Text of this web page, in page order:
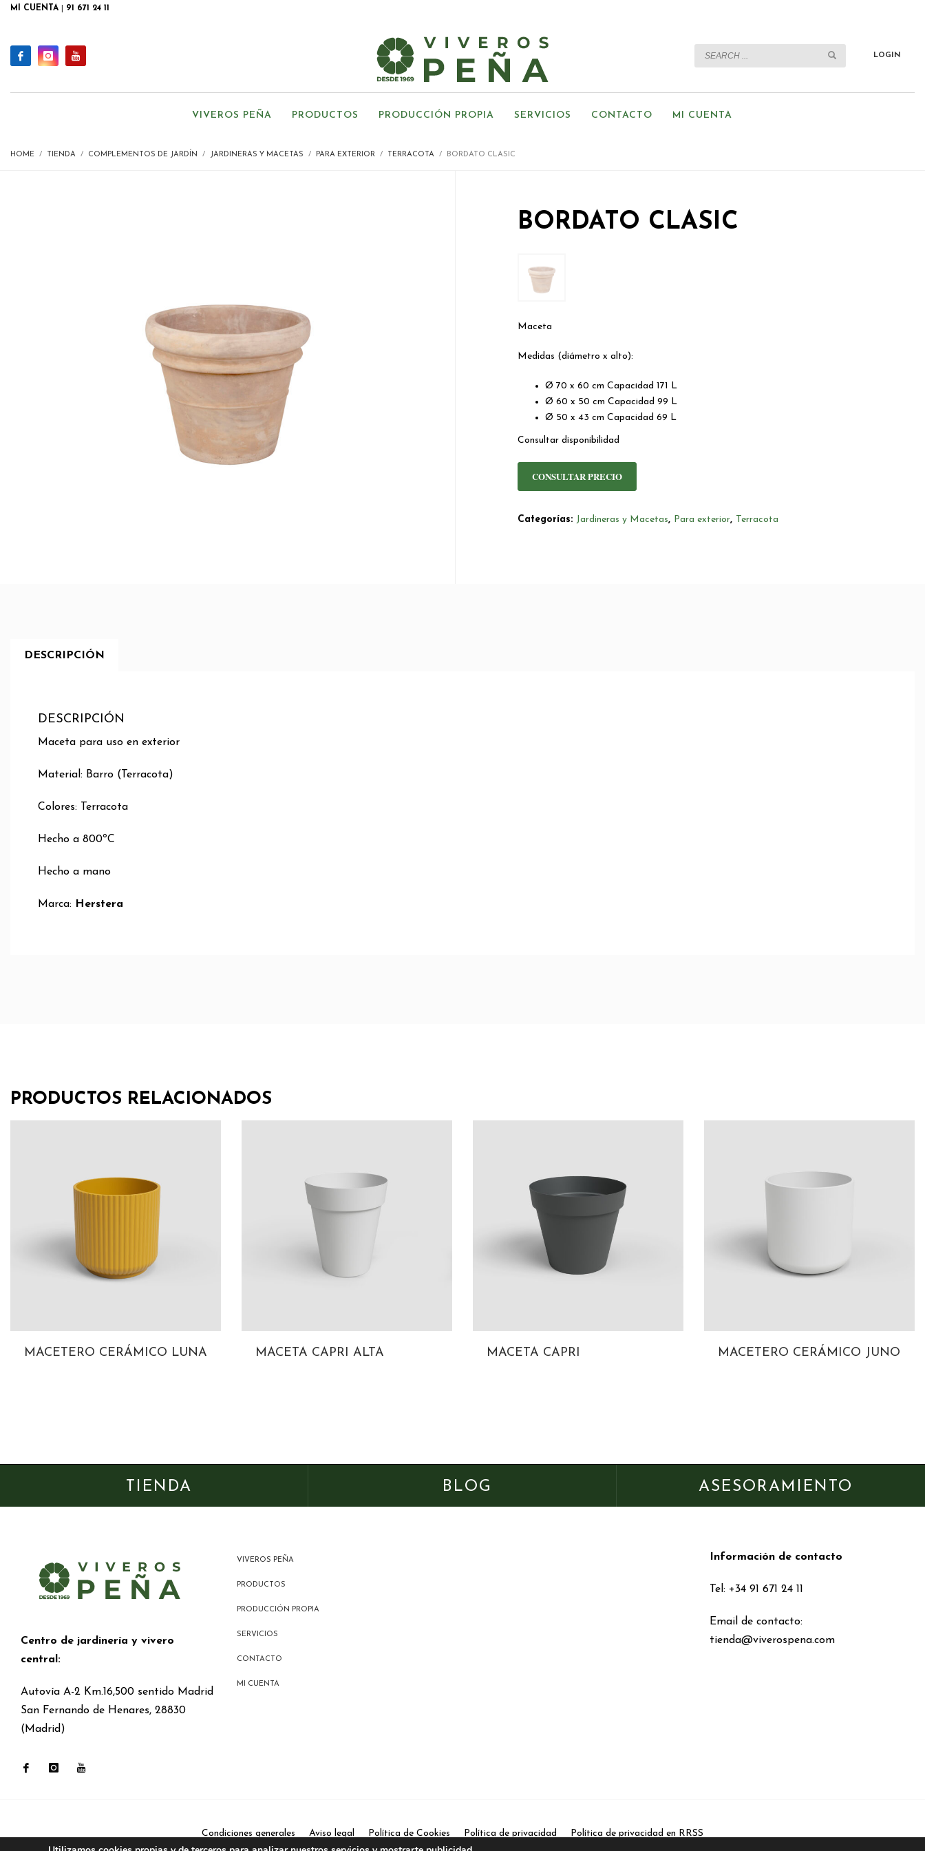
MI CUENTA 91 671 24 11
LOGIN
VIVEROS PEÑA PRODUCTOS PRODUCCIÓN PROPIA SERVICIOS CONTACTO MI CUENTA
HOME TIENDA COMPLEMENTOS DE JARDÍN JARDINERAS Y MACETAS PARA EXTERIOR TERRACOTA BORDATO CLASIC
BORDATO CLASIC
Maceta
Medidas (diámetro x alto):
Ø 70 x 60 cm Capacidad 171 L
Ø 60 x 50 cm Capacidad 99 L
Ø 50 x 43 cm Capacidad 69 L
Consultar disponibilidad
CONSULTAR PRECIO
Categorías: Jardineras y Macetas, Para exterior, Terracota
DESCRIPCIÓN
DESCRIPCIÓN
Maceta para uso en exterior
Material: Barro (Terracota)
Colores: Terracota
Hecho a 800ºC
Hecho a mano
Marca: Herstera
PRODUCTOS RELACIONADOS
MACETERO CERÁMICO LUNA MACETA CAPRI ALTA MACETA CAPRI MACETERO CERÁMICO JUNO
TIENDA BLOG ASESORAMIENTO
Centro de jardinería y vivero
central:
Autovía A-2 Km.16,500 sentido Madrid
San Fernando de Henares, 28830
(Madrid)
VIVEROS PEÑA
PRODUCTOS
PRODUCCIÓN PROPIA
SERVICIOS
CONTACTO
MI CUENTA
Información de contacto
Tel: +34 91 671 24 11
Email de contacto:
tienda@viverospena.com
Condiciones generales Aviso legal Política de Cookies Política de privacidad Política de privacidad en RRSS